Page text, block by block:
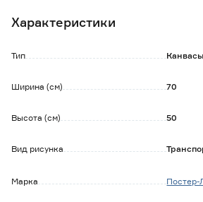
Характеристики
Тип Канвасы
Ширина (см) 70
Высота (см) 50
Вид рисунка
Марка Постер-